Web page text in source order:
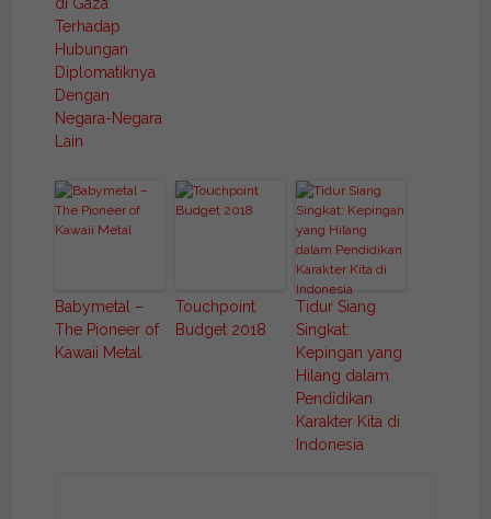
Terhadap
Hubungan
Diplomatiknya
Dengan
Negara-Negara
Lain
Babymetal –
The Pioneer of
Kawaii Metal
Touchpoint
Budget 2018
Tidur Siang
Singkat:
Kepingan yang
Hilang dalam
Pendidikan
Karakter Kita di
Indonesia